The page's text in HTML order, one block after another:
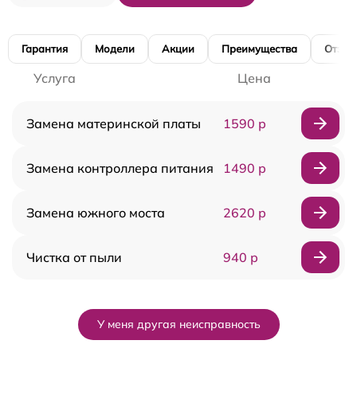
Гарантия Модели Акции Преимущества
Услуга Цена
Замена материнской платы 1590 р
Замена контроллера питания 1490 р
Замена южного моста 2620 р
Чистка от пыли 940 р
У меня другая неисправность